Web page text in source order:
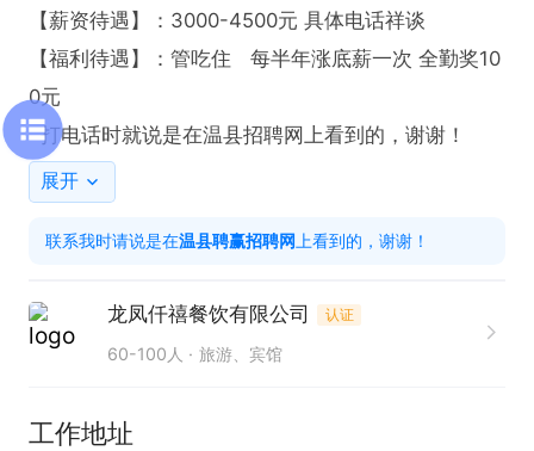
【薪资待遇】：3000-4500元 具体电话祥谈
【福利待遇】：管吃住   每半年涨底薪一次 全勤奖10
0元
  打电话时就说是在温县招聘网上看到的，谢谢！
展开
联系我时请说是在温县聘赢招聘网 上看到的，谢谢！
龙凤仟禧餐饮有限公司 认证
60-100人 旅游、宾馆
工作地址